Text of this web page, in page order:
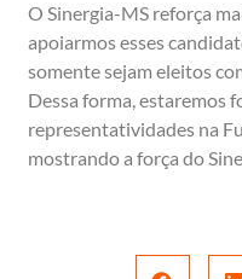
O Sinergia-MS reforça
apoiarmos esses
somente sejam eleitos
Dessa forma, estaremos
representatividades na
mostrando a força do